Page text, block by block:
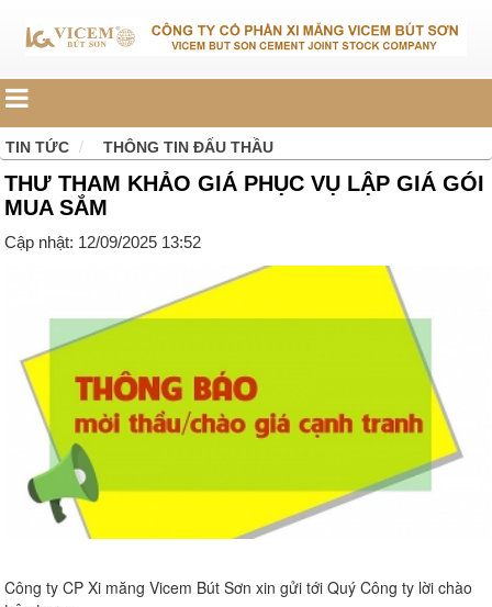
TIN TỨC THÔNG TIN ĐẤU THẦU
THƯ THAM KHẢO GIÁ PHỤC VỤ LẬP GIÁ GÓI
MUA SẮM
Cập nhật: 12/09/2025 13:52
Công ty CP Xi măng Vicem Bút Sơn xin gửi tới Quý Công ty lời chào